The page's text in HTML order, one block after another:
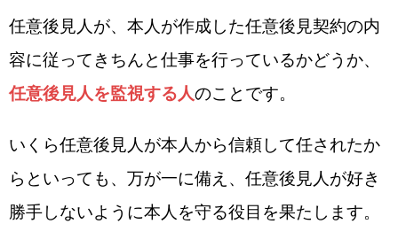
任意後見人が、本人が作成した任意後見契約の内
容に従ってきちんと仕事を行っているかどうか、
任意後見人を監視する人のことです。
いくら任意後見人が本人から信頼して任されたか
らといっても、万が一に備え、任意後見人が好き
勝手しないように本人を守る役目を果たします。